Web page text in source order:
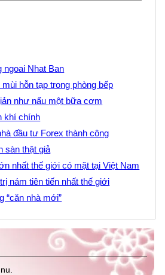
ngoai Nhat Ban
hỗn tạp trong phòng bếp
như nấu một bữa cơm
khí chính
đầu tư Forex thành công
sàn thật giả
nhất thế giới có mặt tại Việt Nam
nám tiên tiến nhất thế giới
“căn nhà mới”